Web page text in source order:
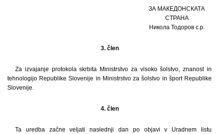
ЗА МАКЕДОНСКАТА
СТРАНА
Никола Тодоров c.p.
3. člen
Za izvajanje protokola skrbita Ministrstvo za visoko šolstvo, znanost in
tehnologijo Republike Slovenije in Ministrstvo za šolstvo in šport Republike
Slovenije.
4. člen
Ta uredba začne veljati naslednji dan po objavi v Uradnem listu